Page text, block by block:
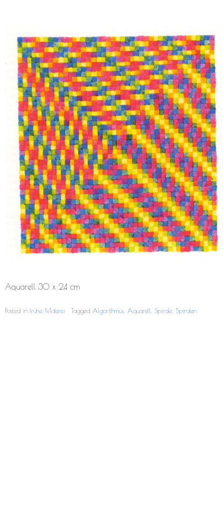
Aquarell 30 x 24 cm
Posted in frühe Malerei Tagged Algorithmus, Aquarell, Spirale, Spiralen